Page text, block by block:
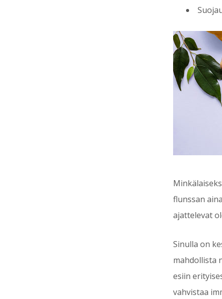
flunssan
ajattelevat
Sinulla on
mahdollista
esiin
vahvistaa